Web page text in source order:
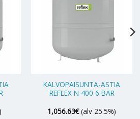
KALVOPAISUNTA-ASTIA
REFLEX N 400 6 BAR
1,056.63€ (alv 25.5%)